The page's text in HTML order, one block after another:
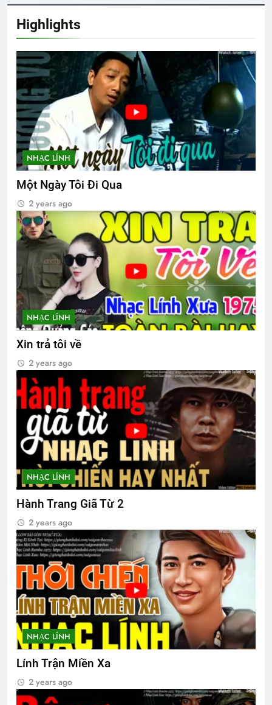
ĐỒI CỎ HOA VÀNG
3 Years Ago
CSVSQ Nguyễn Hữu Cước K21
1 Year Ago
MÙA XUÂN ĐANG TRỞ LẠI
BUỒN SẼ QUA, NÀO EM HÃY CƯỜI
TƯƠI!
3 Years Ago
Ủy viên Xã Hội chúc Giáng Sinh & năm
mới
Thông Báo HĐ/ĐDCK nhiệm kỳ 2024-
2026
2 Years Ago
Tiểu Đoàn 36 BĐQ VNCH
2 Years Ago
2 Years Ago
MUA GÁI (Bạch Cư Dị)
3 Years Ago
MƯA ĐÊM (Bạch Cư Dị)
3 Years Ago
Ngày này Năm Ấy 29-12-1972
Highlights
NHẠC LÍNH
Một Ngày Tôi Đi Qua
2 years ago
NHẠC LÍNH
Xin trả tôi về
2 years ago
NHẠC LÍNH
Hành Trang Giã Từ 2
2 years ago
NHẠC LÍNH
Lính Trận Miền Xa
2 years ago